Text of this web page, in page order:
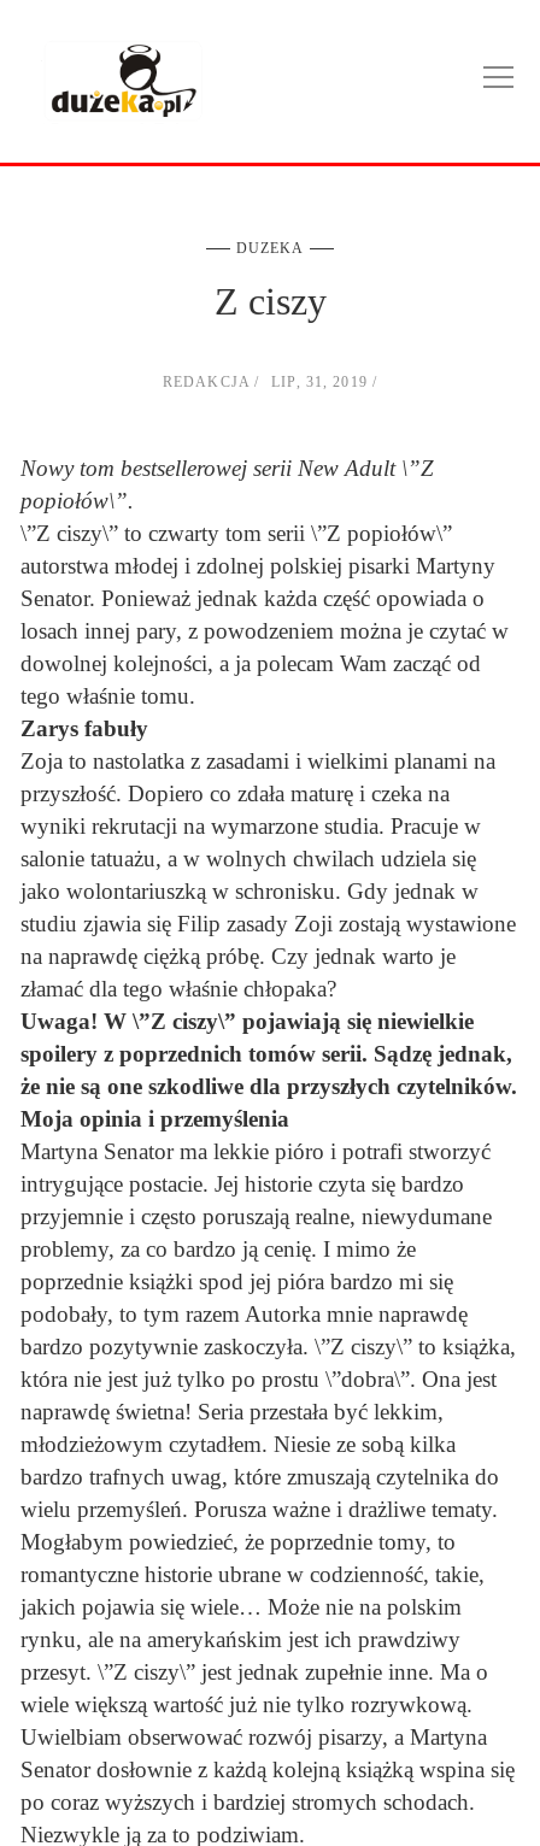
DUZEKA
Z ciszy
REDAKCJA LIP, 31, 2019
Nowy tom bestsellerowej serii New Adult \”Z
popiołów\”.
\”Z ciszy\” to czwarty tom serii \”Z popiołów\”
autorstwa młodej i zdolnej polskiej pisarki Martyny
Senator. Ponieważ jednak każda część opowiada o
losach innej pary, z powodzeniem można je czytać w
dowolnej kolejności, a ja polecam Wam zacząć od
tego właśnie tomu.
Zarys fabuły
Zoja to nastolatka z zasadami i wielkimi planami na
przyszłość. Dopiero co zdała maturę i czeka na
wyniki rekrutacji na wymarzone studia. Pracuje w
salonie tatuażu, a w wolnych chwilach udziela się
jako wolontariuszką w schronisku. Gdy jednak w
studiu zjawia się Filip zasady Zoji zostają wystawione
na naprawdę ciężką próbę. Czy jednak warto je
złamać dla tego właśnie chłopaka?
Uwaga! W \”Z ciszy\” pojawiają się niewielkie
spoilery z poprzednich tomów serii. Sądzę jednak,
że nie są one szkodliwe dla przyszłych czytelników.
Moja opinia i przemyślenia
Martyna Senator ma lekkie pióro i potrafi stworzyć
intrygujące postacie. Jej historie czyta się bardzo
przyjemnie i często poruszają realne, niewydumane
problemy, za co bardzo ją cenię. I mimo że
poprzednie książki spod jej pióra bardzo mi się
podobały, to tym razem Autorka mnie naprawdę
bardzo pozytywnie zaskoczyła. \”Z ciszy\” to książka,
która nie jest już tylko po prostu \”dobra\”. Ona jest
naprawdę świetna! Seria przestała być lekkim,
młodzieżowym czytadłem. Niesie ze sobą kilka
bardzo trafnych uwag, które zmuszają czytelnika do
wielu przemyśleń. Porusza ważne i drażliwe tematy.
Mogłabym powiedzieć, że poprzednie tomy, to
romantyczne historie ubrane w codzienność, takie,
jakich pojawia się wiele… Może nie na polskim
rynku, ale na amerykańskim jest ich prawdziwy
przesyt. \”Z ciszy\” jest jednak zupełnie inne. Ma o
wiele większą wartość już nie tylko rozrywkową.
Uwielbiam obserwować rozwój pisarzy, a Martyna
Senator dosłownie z każdą kolejną książką wspina się
po coraz wyższych i bardziej stromych schodach.
Niezwykle ją za to podziwiam.